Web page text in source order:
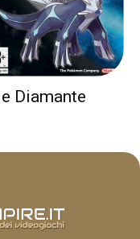
Diamante